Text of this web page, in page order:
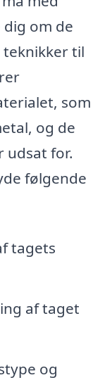
om de
teknikker til
som
og de
udsat for.
følgende
tagets
af taget
og